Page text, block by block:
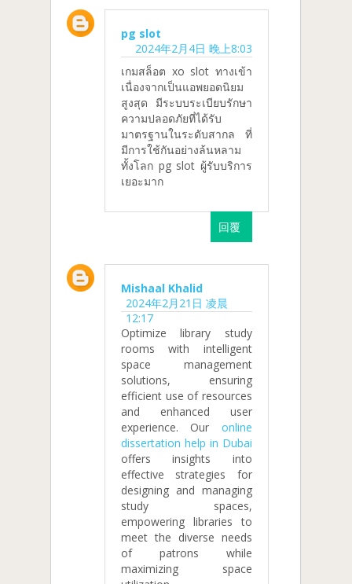
pg slot
2024年2月4日 晚上8:03
เกมสล็อต xo slot ทางเข้า
เนื่องจากเป็นแอพยอดนิยม
สูงสุด มีระบบระเบียบรักษา
ความปลอดภัยที่ได้รับ
มาตรฐานในระดับสากล ที่
มีการใช้กันอย่างล้นหลาม
ทั้งโลก pg slot ผู้รับบริการ
เยอะมาก
回覆
Mishaal Khalid
2024年2月21日 凌晨
12:17
Optimize library study
rooms with intelligent
space management
solutions, ensuring
efficient use of resources
and enhanced user
experience. Our online
dissertation help in Dubai
offers insights into
effective strategies for
designing and managing
study spaces,
empowering libraries to
meet the diverse needs
of patrons while
maximizing space